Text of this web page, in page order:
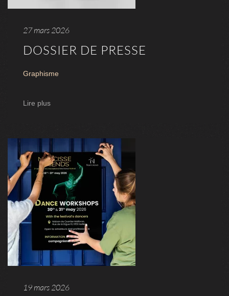
27 mars 2026
DOSSIER DE PRESSE
Graphisme
Lire plus
19 mars 2026